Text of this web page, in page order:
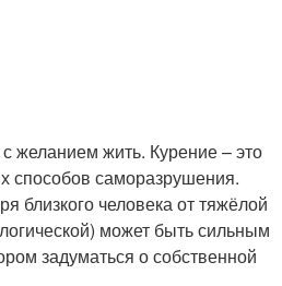
желанием жить. Курение – это
способов саморазрушения.
близкого человека от тяжёлой
может быть сильным
задуматься о собственной